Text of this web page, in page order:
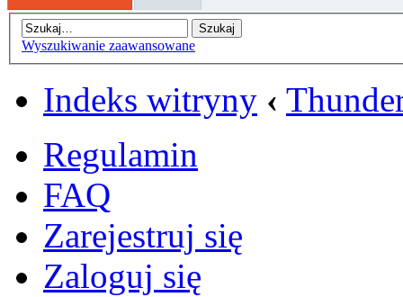
Wyszukiwanie zaawansowane
Indeks witryny ‹
Regulamin
FAQ
Zarejestruj się
Zaloguj się